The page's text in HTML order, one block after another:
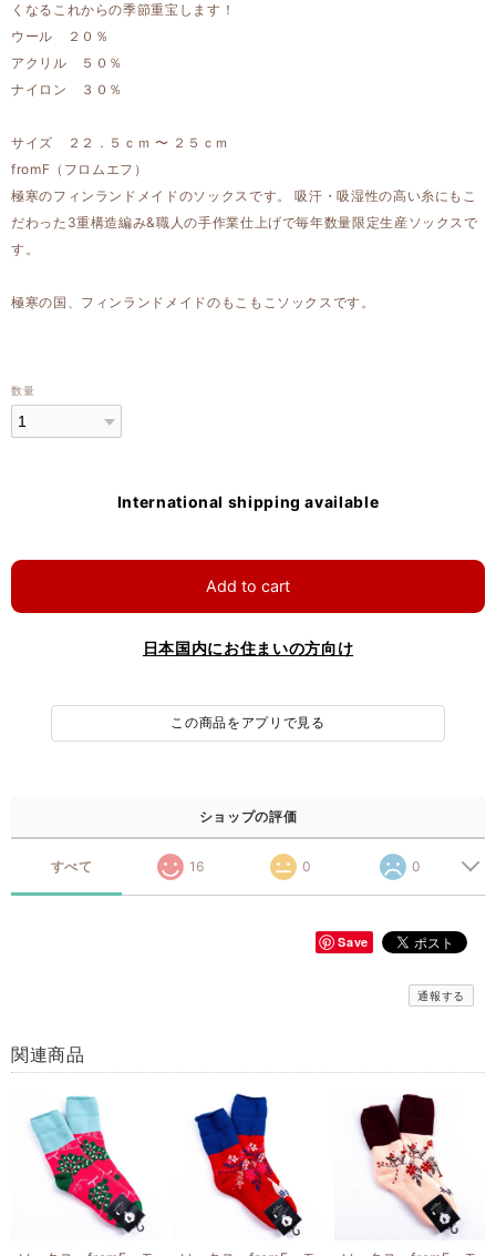
くなるこれからの季節重宝します！
ウール ２０％
アクリル ５０％
ナイロン ３０％
サイズ ２２．５ｃｍ 〜 ２５ｃｍ
fromF（フロムエフ）
極寒のフィンランドメイドのソックスです。 吸汗・吸湿性の高い糸にもこ
だわった3重構造編み&職人の手作業仕上げで毎年数量限定生産ソックスで
す。
極寒の国、フィンランドメイドのもこもこソックスです。
数量
International shipping available
Add to cart
日本国内にお住まいの方向け
この商品をアプリで見る
ショップの評価
すべて 16 0 0
Save
通報する
関連商品